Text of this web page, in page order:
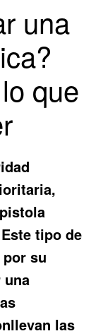
una
que
Este tipo de
su
una
las